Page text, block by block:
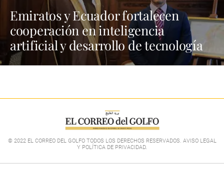
Emiratos y Ecuador fortalecen
cooperación en inteligencia
artificial y desarrollo de tecnología
© 2022 EL CORREO DEL GOLFO TODOS LOS DERECHOS RESERVADOS. AVISO LEGAL
Y POLÍTICA DE PRIVACIDAD.